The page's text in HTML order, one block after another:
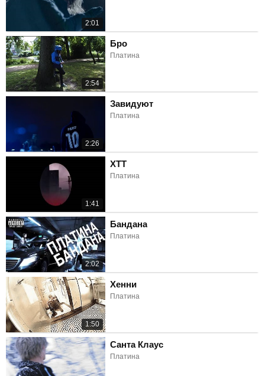
2:01
2:54
Бро
Платина
2:26
Завидуют
Платина
1:41
ХТТ
Платина
2:02
Бандана
Платина
1:50
Хенни
Платина
Санта Клаус
Платина